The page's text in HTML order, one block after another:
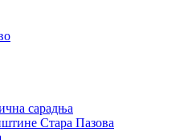
сарадња
Стара Пазова